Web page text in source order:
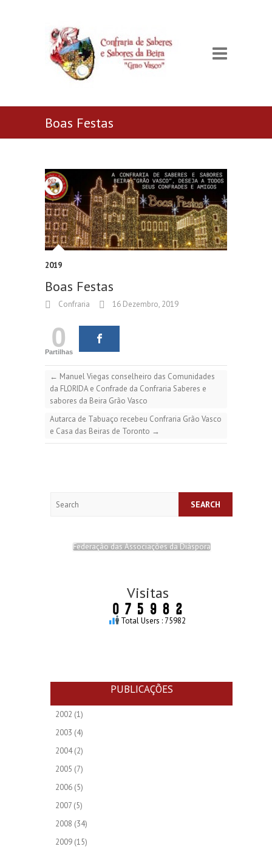
Boas Festas
2019
Boas Festas
Confraria 16 Dezembro, 2019
0
Partilhas
← Manuel Viegas conselheiro das Comunidades
da FLORIDA e Confrade da Confraria Saberes e
sabores da Beira Grão Vasco
Autarca de Tabuaço recebeu Confraria Grão Vasco
e Casa das Beiras de Toronto →
Federação das Associações da Diáspora
Visitas
Total Users : 75982
PUBLICAÇÕES
2002 (1)
2003 (4)
2004(2)
2005 (7)
2006 (5)
2007 (5)
2008 (34)
2009 (15)